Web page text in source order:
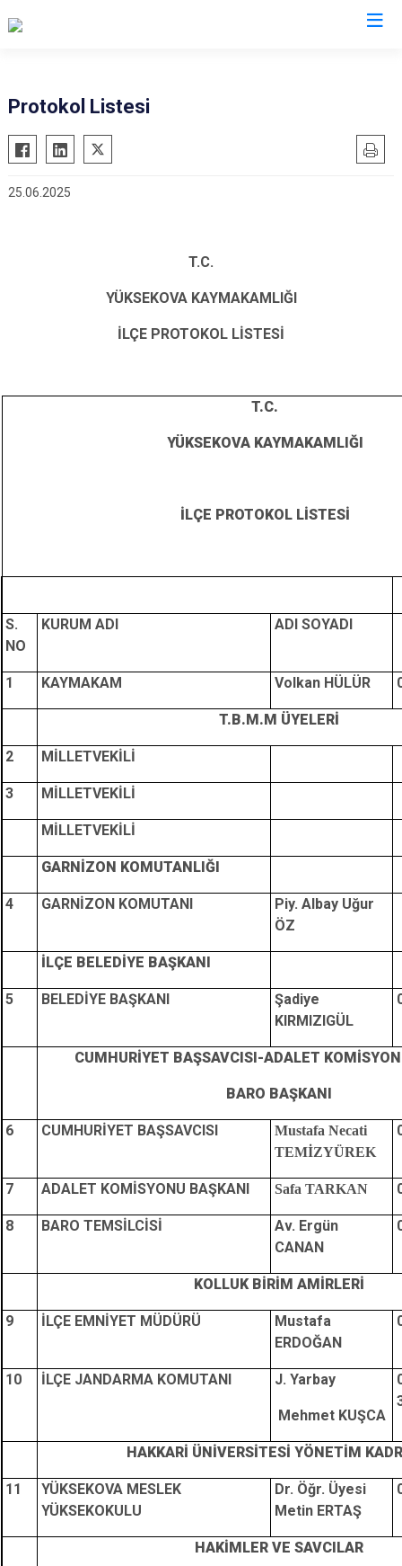
Çukurca
Şemdinli
Yüksekova
Protokol Listesi
25.06.2025
T.C.
YÜKSEKOVA KAYMAKAMLIĞI
İLÇE PROTOKOL LİSTESİ
T.C.
YÜKSEKOVA KAYMAKAMLIĞI
İLÇE PROTOKOL LİSTESİ
S.
NO
KURUM ADI ADI SOYADI
1 KAYMAKAM Volkan HÜLÜR
T.B.M.M ÜYELERİ
2 MİLLETVEKİLİ
3 MİLLETVEKİLİ
MİLLETVEKİLİ
GARNİZON KOMUTANLIĞI
4 GARNİZON KOMUTANI
Piy. Albay Uğur
ÖZ
İLÇE BELEDİYE BAŞKANI
5 BELEDİYE BAŞKANI
Şadiye
KIRMIZIGÜL
CUMHURİYET BAŞSAVCISI-ADALET
BARO BAŞKANI
6 CUMHURİYET BAŞSAVCISI
Mustafa Necati
TEMİZYÜREK
7 ADALET KOMİSYONU BAŞKANI Safa TARKAN
8 BARO TEMSİLCİSİ
Av. Ergün
CANAN
KOLLUK BİRİM AMİRLERİ
9 İLÇE EMNİYET MÜDÜRÜ
Mustafa
ERDOĞAN
10 İLÇE JANDARMA KOMUTANI J. Yarbay
Mehmet KUŞCA
HAKKARİ ÜNİVERSİTESİ YÖNETİM
11
YÜKSEKOVA MESLEK
YÜKSEKOKULU
Dr. Öğr. Üyesi
Metin ERTAŞ
HAKİMLER VE SAVCILAR